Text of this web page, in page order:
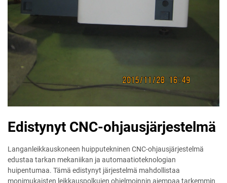
Edistynyt CNC-ohjausjärjestelmä
Langanleikkauskoneen huipputekninen CNC-ohjausjärjestelmä
edustaa tarkan mekaniikan ja automaatioteknologian
huipentumaa. Tämä edistynyt järjestelmä mahdollistaa
monimukaisten leikkauspolkujen ohjelmoinnin aiempaa tarkemmin